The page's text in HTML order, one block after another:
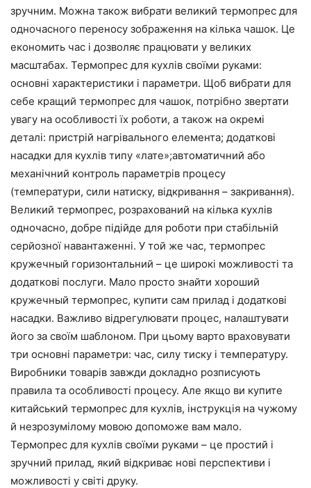
зручним. Можна також вибрати великий термопрес для
одночасного переносу зображення на кілька чашок. Це
економить час і дозволяє працювати у великих
масштабах. Термопрес для кухлів своїми руками:
основні характеристики і параметри. Щоб вибрати для
себе кращий термопрес для чашок, потрібно звертати
увагу на особливості їх роботи, а також на окремі
деталі: пристрій нагрівального елемента; додаткові
насадки для кухлів типу «лате»;автоматичний або
механічний контроль параметрів процесу
(температури, сили натиску, відкривання – закривання).
Великий термопрес, розрахований на кілька кухлів
одночасно, добре підійде для роботи при стабільній
серйозної навантаженні. У той же час, термопрес
кружечный горизонтальний – це широкі можливості та
додаткові послуги. Мало просто знайти хороший
кружечный термопрес, купити сам прилад і додаткові
насадки. Важливо відрегулювати процес, налаштувати
його за своїм шаблоном. При цьому варто враховувати
три основні параметри: час, силу тиску і температуру.
Виробники товарів завжди докладно розписують
правила та особливості процесу. Але якщо ви купите
китайський термопрес для кухлів, інструкція на чужому
й незрозумілому мовою допоможе вам мало.
Термопрес для кухлів своїми руками – це простий і
зручний прилад, який відкриває нові перспективи і
можливості у світі друку.